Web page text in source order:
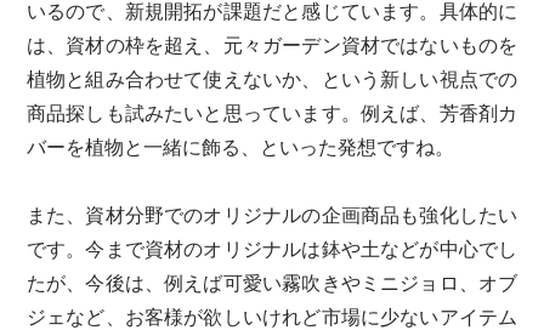
いるので、新規開拓が課題だと感じています。具体的に
は、資材の枠を超え、元々ガーデン資材ではないものを
植物と組み合わせて使えないか、という新しい視点での
商品探しも試みたいと思っています。例えば、芳香剤カ
バーを植物と一緒に飾る、といった発想ですね。
また、資材分野でのオリジナルの企画商品も強化したい
です。今まで資材のオリジナルは鉢や土などが中心でし
たが、今後は、例えば可愛い霧吹きやミニジョロ、オブ
ジェなど、お客様が欲しいけれど市場に少ないアイテム